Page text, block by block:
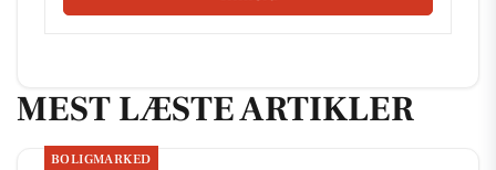
MEST LÆSTE ARTIKLER
BOLIGMARKED